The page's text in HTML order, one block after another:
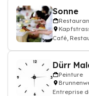
Sonne
Café,
Dürr
Peinture
Entreprise